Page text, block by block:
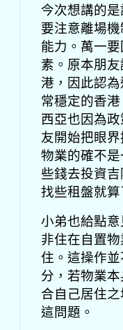
今次想講的
要注意離場
能力。萬一
素。原本朋
港，因此認
常穩定的香
西亞也因為
友開始把眼
物業的確不
些錢去投資
找些租盤就
小弟也給點
非住在自置
住。這操作
分，若物業
合自己居住
這問題。